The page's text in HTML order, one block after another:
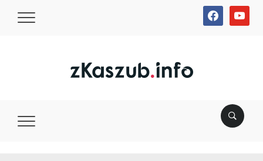
facebookyoutube